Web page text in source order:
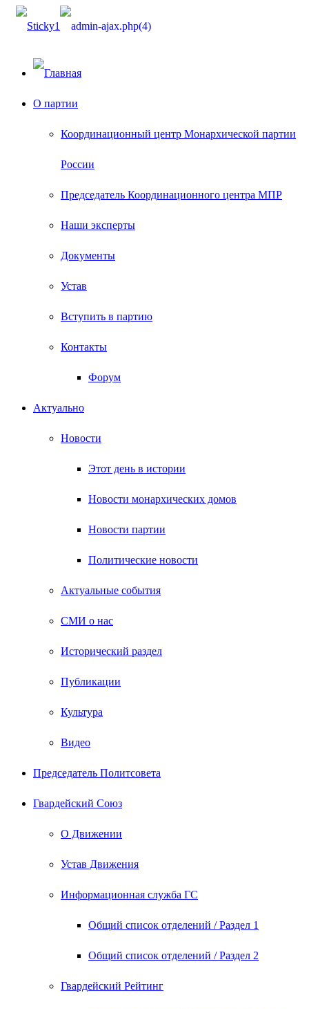
О партии
Координационный центр Монархической партии
России
Председатель Координационного центра МПР
Наши эксперты
Документы
Устав
Вступить в партию
Контакты
Форум
Актуально
Новости
Этот день в истории
Новости монархических домов
Новости партии
Политические новости
Актуальные события
СМИ о нас
Исторический раздел
Публикации
Культура
Видео
Председатель Политсовета
Гвардейский Союз
О Движении
Устав Движения
Информационная служба ГС
Общий список отделений / Раздел 1
Общий список отделений / Раздел 2
Гвардейский Рейтинг